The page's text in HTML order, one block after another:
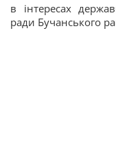
в інтересах
ради Бучанського